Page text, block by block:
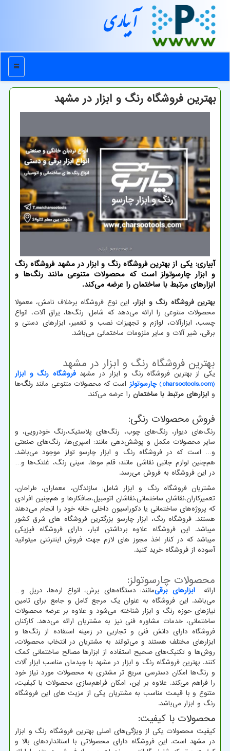
آبیاری
منو
بهترین فروشگاه رنگ و ابزار در مشهد
آبیاری: یکی از بهترین فروشگاه رنگ و ابزار در مشهد فروشگاه رنگ
و ابزار چارسوتولز است که محصولات متنوعی مانند رنگ‌ها و
ابزارهای مرتبط با ساختمان را عرضه می‌کند.
بهترین فروشگاه رنگ و ابزار، این نوع فروشگاه برخلاف نامش، معمولا
محصولات متنوعی را ارائه می‌دهد که شامل: رنگ‌ها، یراق آلات، انواع
چسب، ابزارآلات، لوازم و تجهیزات نصب و تعمیر، ابزارهای دستی و
برقی، شیر آلات و سایر ملزومات ساختمانی می‌باشد.
بهترین فروشگاه رنگ و ابزار در مشهد
یکی از بهترین فروشگاه رنگ و ابزار در مشهدفروشگاه رنگ و ابزار
چارسوتولز(charsootools.com) است که محصولات متنوعی مانند رنگ‌ها
و ابزارهای مرتبط با ساختمان را عرضه می‌کند.
فروش محصولات رنگی:
رنگ‌های دیوار، رنگ‌های چوب، رنگ‌های پلاستیک،رنگ خودرویی، و
سایر محصولات مکمل و پوشش‌دهی مانند: اسپری‌ها، رنگ‌های صنعتی
و… است که در فروشگاه رنگ و ابزار چارسو تولز موجود می‌باشد.
هم‌چنین لوازم جانبی نقاشی مانند: قلم مو‌ها، سینی رنگ، غلتک‌ها و…
در این فروشگاه به فروش می‌رسد.
مشتریان فروشگاه رنگ و ابزار شامل: سازندگان، معماران، طراحان،
تعمیرکاران،نقاشان ساختمانی،نقاشان اتومبیل،صافکارها و هم‌چنین افرادی
که پروژه‌های ساختمانی یا دکوراسیون داخلی خانه خود را انجام می‌دهند
هستند. فروشگاه رنگ، ابزار چارسو بزرگترین فروشگاه های شرق کشور
میباشد. این فروشگاه علاوه برداشتن انبار، دارای فروشگاه فیزیکی
میباشد که در کنار اخذ مجوز های لازم جهت فروش اینترنتی میتوانید
آسوده از فروشگاه خرید کنید.
محصولات چارسوتولز:
ارائه ابزارهای برقیمانند: دستگاه‌های برش، انواع اره‌ها، دریل و…
می‌باشد. این فروشگاه‌ به عنوان یک مرجع کامل و جامع برای تامین
نیازهای حوزه رنگ و ابزار شناخته می‌شود و علاوه بر عرضه محصولات
ساختمانی، خدمات مشاوره فنی نیز به مشتریان ارائه می‌دهد. کارکنان
فروشگاه‌ دارای دانش فنی و تجاربی در زمینه استفاده از رنگ‌ها و
ابزارهای مختلف هستند و می‌توانند به مشتریان در انتخاب محصولات،
روش‌ها و تکنیک‌های صحیح استفاده از ابزار‌ها مصالح ساختمانی کمک
کنند. بهترین فروشگاه رنگ و ابزار در مشهد با چیدمان مناسب ابزار آلات
و رنگ‌ها امکان دسترسی سریع تر مشتری به محصولات مورد نیاز خود
را فراهم می‌کند. علاوه بر این، امکان فراهم‌سازی محصولات با کیفیت،
متنوع و با قیمت مناسب به مشتریان یکی از مزیت های این فروشگاه
رنگ و ابزار می‌باشد.
محصولات با کیفیت:
کیفیت محصولات یکی از ویژگی‌های اصلی بهترین فروشگاه رنگ و ابزار
در مشهد است. این فروشگاه دارای محصولاتی با استانداردهای بالا و